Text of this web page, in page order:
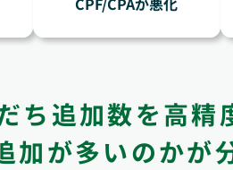
ち追加数を高精
加が多いのかが